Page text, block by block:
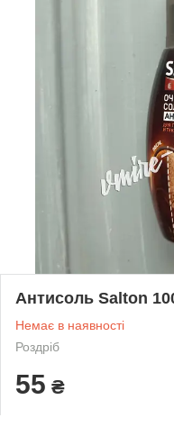
Антисоль Salton
Немає в наявності
Роздріб
55 ₴